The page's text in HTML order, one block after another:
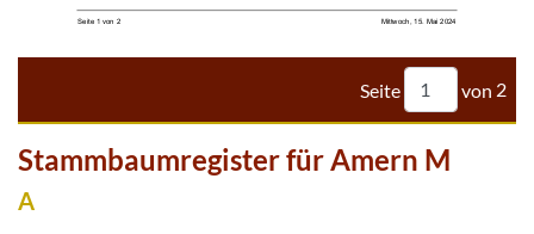


Seite von 2
Stammbaumregister für Amern M
A